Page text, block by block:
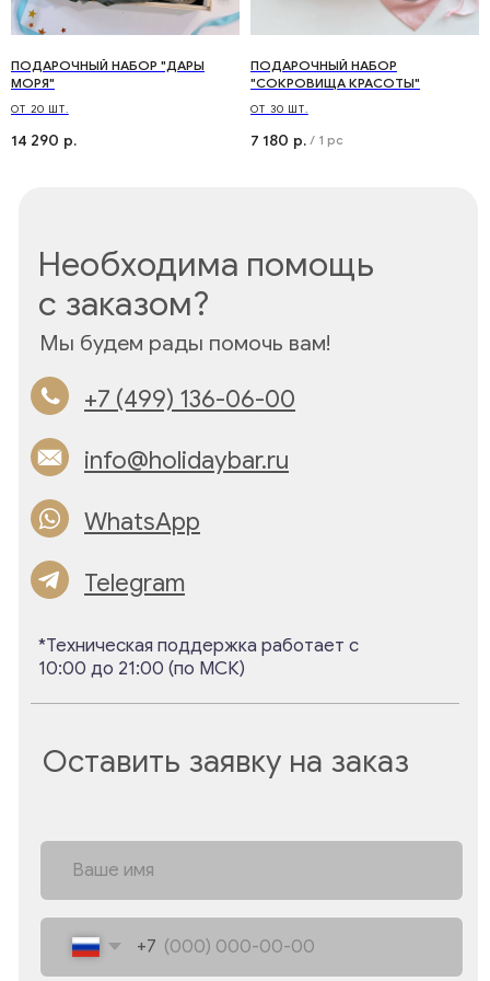
ПОДАРОЧНЫЙ НАБОР "ДАРЫ
МОРЯ"
ОТ 20 ШТ.
14 290 р.
ПОДАРОЧНЫЙ НАБОР
"СОКРОВИЩА КРАСОТЫ"
ОТ 30 ШТ.
7 180 р. / 1 pc
О нас
Каталог
Бизнес-сувениры и
мерч
Контакты
Telegram
Оплата
FAQ
шоссе, д. 9
Политика конфиденциальности
Публичная оферта
ИП Землякова Анастасия Павловна